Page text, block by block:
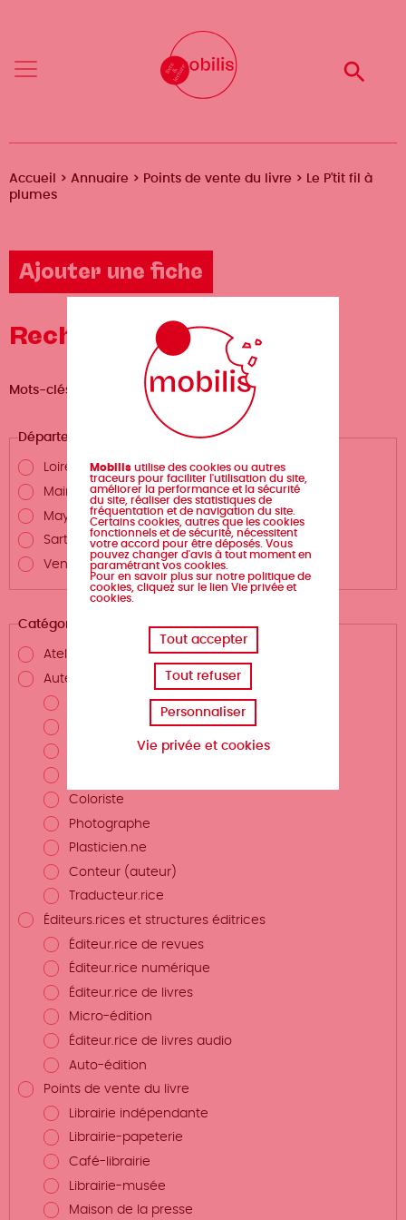
Menu
principal
Menu
Fil
Accueil Annuaire Points de vente du livre
Le P'tit fil à
plumes
Ajouter une fiche
Recherche avancée
Mots-clés
Département
Loire-Atlantique
Maine-et-Loire
Mayenne
Sarthe
Vendée
Catégories
Atelier d'écriture
Auteurs.rices et métiers de la création
Illustrateur.rice
Coloriste
Photographe
Plasticien.ne
Conteur (auteur)
Traducteur.rice
Éditeurs.rices et structures éditrices
Éditeur.rice de revues
Éditeur.rice numérique
Éditeur.rice de livres
Micro-édition
Éditeur.rice de livres audio
Auto-édition
Points de vente du livre
Librairie indépendante
Librairie-papeterie
Café-librairie
Librairie-musée
Maison de la presse
Mobilis utilise des cookies ou autres
traceurs pour faciliter l'utilisation du site,
améliorer la performance et la sécurité
du site, réaliser des statistiques de
fréquentation et de navigation du site.
Certains cookies, autres que les cookies
fonctionnels et de sécurité, nécessitent
votre accord pour être déposés. Vous
pouvez changer d'avis à tout moment en
paramétrant vos cookies.
Pour en savoir plus sur notre politique de
cookies, cliquez sur le lien Vie privée et
cookies.
Tout accepter
Tout refuser
Personnaliser
Vie privée et cookies